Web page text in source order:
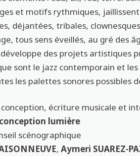
et motifs rythmiques,
déjantées, tribales,
tous sens éveillés, au gré des
développe des projets artistiques
sont le jazz contemporain et
les palettes sonores possibles
conception, écriture musicale et
lumière
scénographique
,Aymeri SUAREZ-